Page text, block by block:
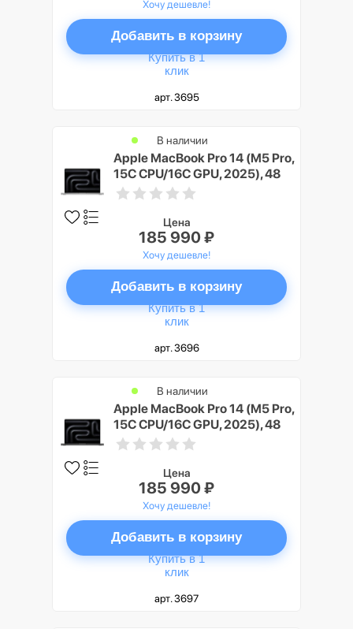
Хочу дешевле!
Добавить в корзину
Купить в 1
клик
арт. 3695
Apple MacBook Pro 14 (M5 Pro,
15C CPU/16C GPU, 2025), 48
ГБ, 2 ТБ SSD, Серебристый
В наличии
Цена
185 990 ₽
Хочу дешевле!
Добавить в корзину
Купить в 1
клик
арт. 3696
Apple MacBook Pro 14 (M5 Pro,
15C CPU/16C GPU, 2025), 48
ГБ, 2 ТБ SSD, Черный космос
В наличии
Цена
185 990 ₽
Хочу дешевле!
Добавить в корзину
Купить в 1
клик
арт. 3697